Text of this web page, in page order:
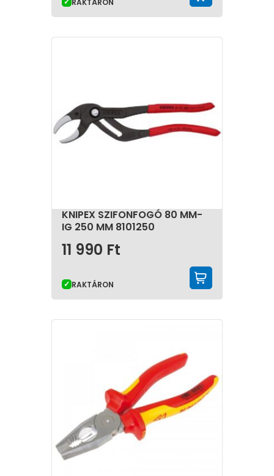
hatékonyságát.
feltétele a biztonságos és hatékony munkavégzésnek.
fogók hosszú távon megbízható segítséget nyújtanak
a különféle szerelési, javítási és karbantartási
feladatok során. Emellett használatuk csökkenti a
fáradtságot, javítja a munkavégzés komfortját, és
hozzájárul a hatékonyabb, biztonságosabb
KNIPEX SZIFONFOGÓ 80 MM-
IG 250 MM 8101250
11 990 Ft
RAKTÁRON